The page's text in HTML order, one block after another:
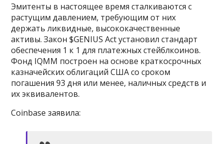
Эмитенты в настоящее время сталкиваются с
растущим давлением, требующим от них
держать ликвидные, высококачественные
активы. Закон $GENIUS Act установил стандарт
обеспечения 1 к 1 для платежных стейблкоинов.
Фонд IQMM построен на основе краткосрочных
казначейских облигаций США со сроком
погашения 93 дня или менее, наличных средств и
их эквивалентов.
Coinbase заявила: